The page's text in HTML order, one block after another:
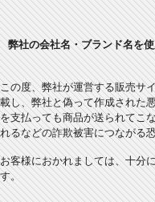
XMAX 23-
2024/05/18
【新商品】
2024/05/14
【新商品】
R7 22- 用
2024/04/02
【新商品】
弊社の会社名・ブランド名を
この度、弊社が運営する販売サ
載し、弊社と偽って作成された
を支払っても商品が送られてこ
れるなどの詐欺被害につながる
お客様におかれましては、十分
す。